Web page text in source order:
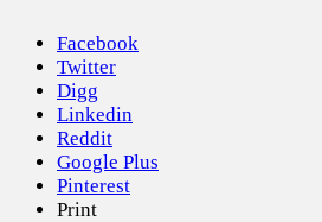
Facebook
Twitter
Digg
Linkedin
Reddit
Google Plus
Pinterest
Print